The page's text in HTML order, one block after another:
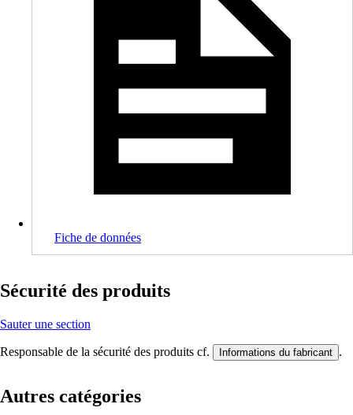
Fiche de données
Sécurité des produits
Sauter une section
Responsable de la sécurité des produits cf. Informations du fabricant .
Autres catégories